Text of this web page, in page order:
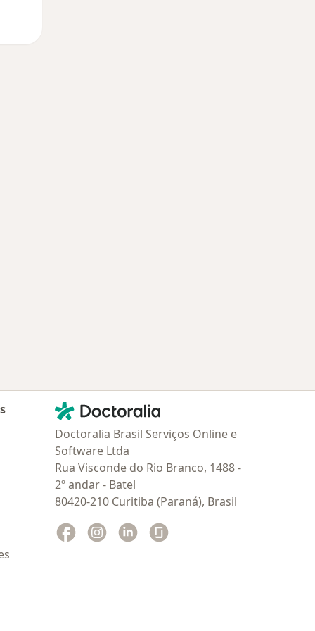
Contato
Doctoralia - Homepage
Doctoralia Brasil Serviços Online e
Software Ltda
Rua Visconde do Rio Branco, 1488 -
2º andar - Batel
80420-210 Curitiba (Paraná), Brasil
Facebook
abre num novo separador
Instagram
abre num novo separador
Linkedin
abre num novo separador